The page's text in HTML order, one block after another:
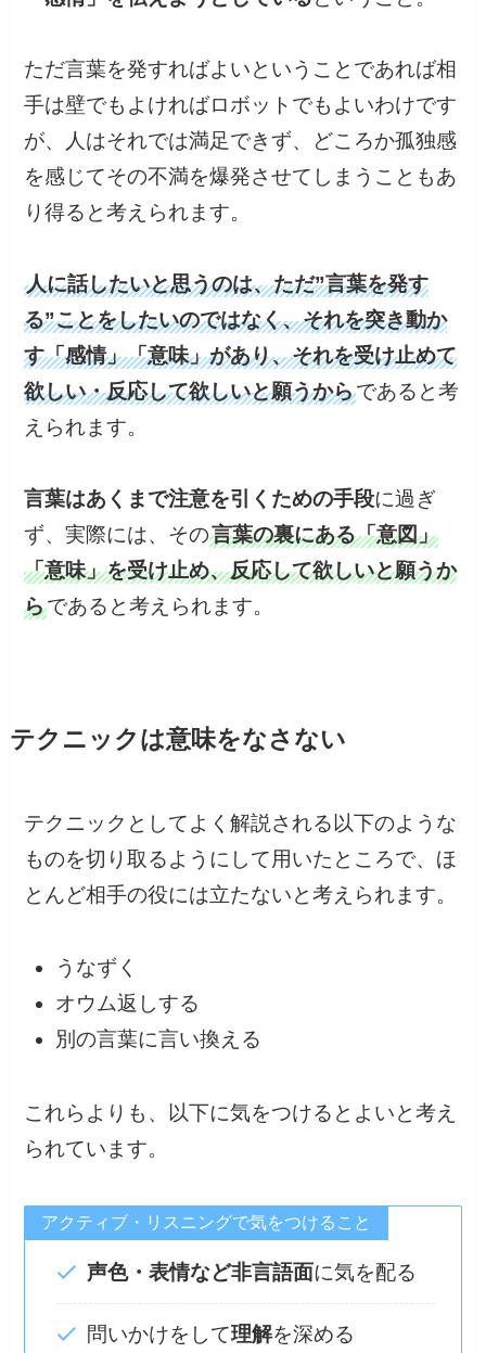
ただ言葉を発すればよいということであれば相
手は壁でもよければロボットでもよいわけです
が、人はそれでは満足できず、どころか孤独感
を感じてその不満を爆発させてしまうこともあ
り得ると考えられます。
人に話したいと思うのは、ただ”言葉を発す
る”ことをしたいのではなく、それを突き動か
す「感情」「意味」があり、それを受け止めて
欲しい・反応して欲しいと願うからであると考
えられます。
言葉はあくまで注意を引くための手段に過ぎ
ず、実際には、その言葉の裏にある「意図」
「意味」を受け止め、反応して欲しいと願うか
らであると考えられます。
テクニックは意味をなさない
テクニックとしてよく解説される以下のような
ものを切り取るようにして用いたところで、ほ
とんど相手の役には立たないと考えられます。
うなずく
オウム返しする
別の言葉に言い換える
これらよりも、以下に気をつけるとよいと考え
られています。
アクティブ・リスニングで気をつけること
声色・表情など非言語面に気を配る
問いかけをして理解を深める